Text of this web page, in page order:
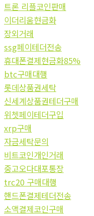
트론 리플코인판매
이더리움현금화
장외거래
ssg페이테더전송
휴대폰결제현금화85%
btc구매대행
롯데상품권세탁
신세계상품권테더구매
위쳇페이테더구입
xrp구매
자금세탁문의
비트코인개인거래
중고오다대포통장
trc20 구매대행
핸드폰결제테더전송
소액결제코인구매